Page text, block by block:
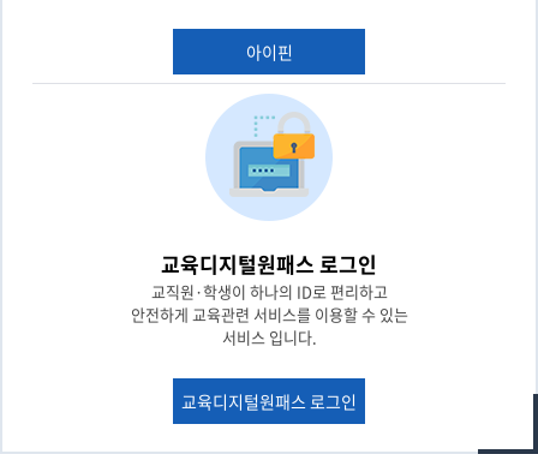
아이핀
교육디지털원패스 로그인
교직원·학생이 하나의 ID로 편리하고
안전하게 교육관련 서비스를 이용할 수 있는
서비스 입니다.
교육디지털원패스 로그인